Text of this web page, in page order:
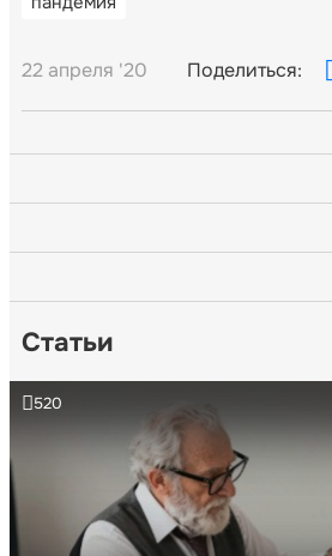
22 апреля '20 Поделиться:
Статьи
520